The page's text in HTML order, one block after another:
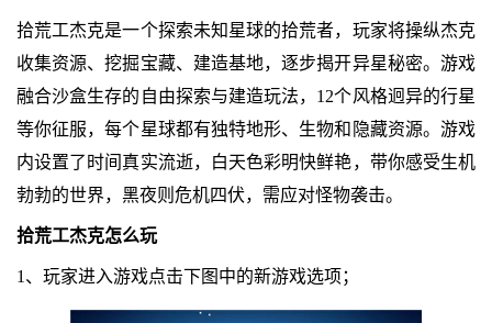
拾荒工杰克是一个探索未知星球的拾荒者，玩家将操纵杰克
收集资源、挖掘宝藏、建造基地，逐步揭开异星秘密。游戏
融合沙盒生存的自由探索与建造玩法，12个风格迥异的行星
等你征服，每个星球都有独特地形、生物和隐藏资源。游戏
内设置了时间真实流逝，白天色彩明快鲜艳，带你感受生机
勃勃的世界，黑夜则危机四伏，需应对怪物袭击。
拾荒工杰克怎么玩
1、玩家进入游戏点击下图中的新游戏选项；